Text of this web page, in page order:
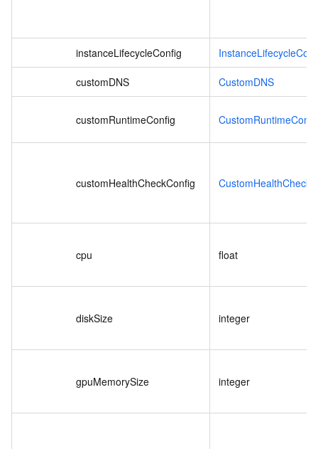
instanceLifecycleConfig
customDNS CustomDNS
customRuntimeConfig
customHealthCheckConfig
cpu float
diskSize integer
gpuMemorySize integer